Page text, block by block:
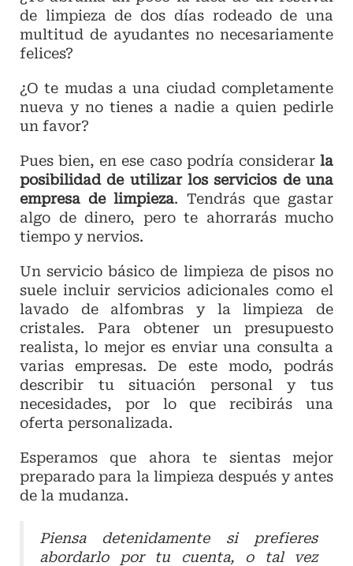
de limpieza de dos días rodeado de una
multitud de ayudantes no necesariamente
felices?
¿O te mudas a una ciudad completamente
nueva y no tienes a nadie a quien pedirle
un favor?
Pues bien, en ese caso podría considerar la
posibilidad de utilizar los servicios de una
empresa de limpieza. Tendrás que gastar
algo de dinero, pero te ahorrarás mucho
tiempo y nervios.
Un servicio básico de limpieza de pisos no
suele incluir servicios adicionales como el
lavado de alfombras y la limpieza de
cristales. Para obtener un presupuesto
realista, lo mejor es enviar una consulta a
varias empresas. De este modo, podrás
describir tu situación personal y tus
necesidades, por lo que recibirás una
oferta personalizada.
Esperamos que ahora te sientas mejor
preparado para la limpieza después y antes
de la mudanza.
Piensa detenidamente si prefieres
abordarlo por tu cuenta, o tal vez